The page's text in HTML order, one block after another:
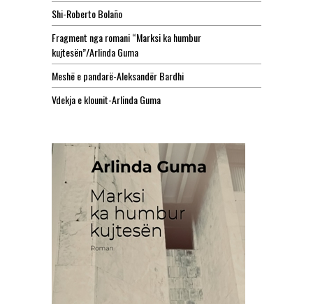
Shi-Roberto Bolaño
Fragment nga romani “Marksi ka humbur
kujtesën”/Arlinda Guma
Meshë e pandarë-Aleksandër Bardhi
Vdekja e klounit-Arlinda Guma